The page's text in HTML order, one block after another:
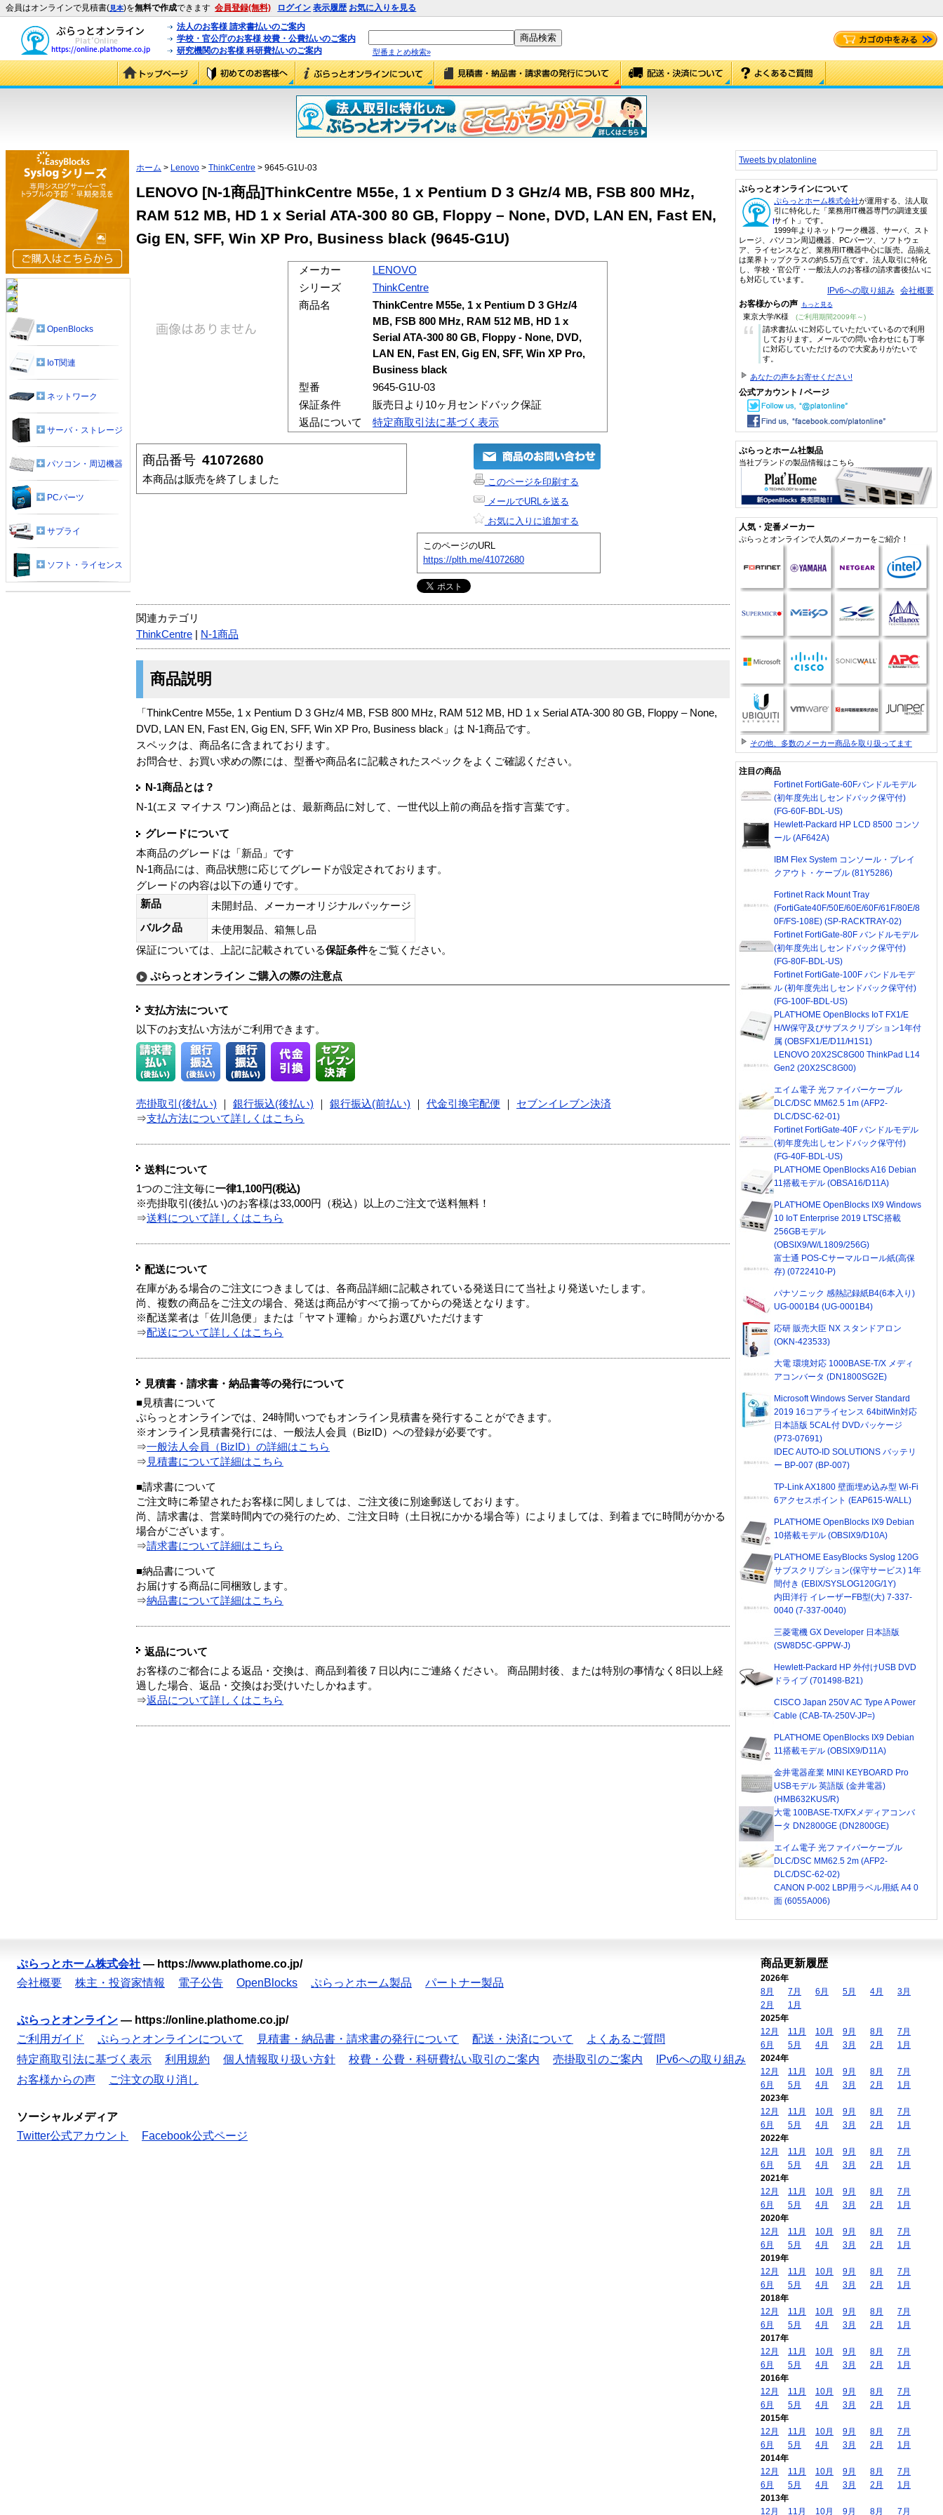
会員はオンラインで見積書(見本)を無料で作成できます 会員登録(無料) ログイン 表示履歴 お気に入りを見る
法人のお客様 請求書払いのご案内
学校・官公庁のお客様 校費・公費払いのご案内
研究機関のお客様 科研費払いのご案内
型番まとめ検索»
ホーム > Lenovo > ThinkCentre > 9645-G1U-03
LENOVO [N-1商品]ThinkCentre M55e, 1 x Pentium D 3 GHz/4 MB, FSB 800 MHz,
RAM 512 MB, HD 1 x Serial ATA-300 80 GB, Floppy – None, DVD, LAN EN, Fast EN,
Gig EN, SFF, Win XP Pro, Business black (9645-G1U)
メーカー
LENOVO
シリーズ
ThinkCentre
商品名
ThinkCentre M55e, 1 x Pentium D 3 GHz/4
MB, FSB 800 MHz, RAM 512 MB, HD 1 x
Serial ATA-300 80 GB, Floppy - None, DVD,
LAN EN, Fast EN, Gig EN, SFF, Win XP Pro,
Business black
型番
9645-G1U-03
保証条件
販売日より10ヶ月センドバック保証
返品について
特定商取引法に基づく表示
商品番号 41072680
本商品は販売を終了しました
このページを印刷する
メールでURLを送る
お気に入りに追加する
このページのURL
https://plth.me/41072680
関連カテゴリ
ThinkCentre
N-1商品
商品説明
「ThinkCentre M55e, 1 x Pentium D 3 GHz/4 MB, FSB 800 MHz, RAM 512 MB, HD 1 x Serial ATA-300 80 GB, Floppy – None,
DVD, LAN EN, Fast EN, Gig EN, SFF, Win XP Pro, Business black」は N-1商品です。
スペックは、商品名に含まれております。
お問合せ、お買い求めの際には、型番や商品名に記載されたスペックをよくご確認ください。
N-1商品とは？
N-1(エヌ マイナス ワン)商品とは、最新商品に対して、一世代以上前の商品を指す言葉です。
グレードについて
本商品のグレードは「新品」です
N-1商品には、商品状態に応じてグレードが設定されております。
グレードの内容は以下の通りです。
新品
未開封品、メーカーオリジナルパッケージ
バルク品
未使用製品、箱無し品
保証については、上記に記載されている保証条件をご覧ください。
ぷらっとオンライン ご購入の際の注意点
支払方法について
以下のお支払い方法がご利用できます。
売掛取引(後払い) 銀行振込(後払い) 銀行振込(前払い) 代金引換宅配便
セブンイレブン決済
⇒支払方法について詳しくはこちら
送料について
1つのご注文毎に一律1,100円(税込)
※売掛取引(後払い)のお客様は33,000円（税込）以上のご注文で送料無料！
⇒送料について詳しくはこちら
配送について
在庫がある場合のご注文につきましては、各商品詳細に記載されている発送日にて当社より発送いたします。
尚、複数の商品をご注文の場合、発送は商品がすべて揃ってからの発送となります。
※配送業者は「佐川急便」または「ヤマト運輸」からお選びいただけます
⇒配送について詳しくはこちら
見積書・請求書・納品書等の発行について
■見積書について
ぷらっとオンラインでは、24時間いつでもオンライン見積書を発行することができます。
※オンライン見積書発行には、一般法人会員（BizID）への登録が必要です。
⇒一般法人会員（BizID）の詳細はこちら
⇒ 見積書について詳細はこちら
■請求書について
ご注文時に希望されたお客様に関しましては、ご注文後に別途郵送しております。
尚、請求書は、営業時間内での発行のため、ご注文日時（土日祝にかかる場合等）によりましては、到着までに時間がかかる
場合がございます。
⇒請求書について詳細はこちら
■納品書について
お届けする商品に同梱致します。
⇒納品書について詳細はこちら
返品について
お客様のご都合による返品・交換は、商品到着後７日以内にご連絡ください。 商品開封後、または特別の事情なく8日以上経
過した場合、返品・交換はお受けいたしかねます。
⇒返品について詳しくはこちら
OpenBlocks
IoT関連
ネットワーク
サーバ・ストレージ
パソコン・周辺機器
PCパーツ
サプライ
ソフト・ライセンス
Tweets by platonline
ぷらっとオンラインについて
ぷらっとホーム株式会社が運用する、法人取
引に特化した「業務用IT機器専門の調達支援
サイト」です。
1999年よりネットワーク機器、サーバ、スト
レージ、パソコン周辺機器、PCパーツ、ソフトウェ
ア、ライセンスなど、業務用IT機器中心に販売。品揃え
は業界トップクラスの約5.5万点です。法人取引に特化
し、学校・官公庁・一般法人のお客様の請求書後払いに
も対応しています。
IPv6への取り組み 会社概要
お客様からの声 もっと見る
東京大学/K様 (ご利用期間2009年～)
“
請求書払いに対応していただいているので利用
しております。メールでの問い合わせにも丁寧
に対応していただけるので大変ありがたいで
す。
あなたの声をお寄せください!
公式アカウント / ページ
ぷらっとホーム社製品
当社ブランドの製品情報はこちら
人気・定番メーカー
ぷらっとオンラインで人気のメーカーをご紹介！
その他、多数のメーカー商品を取り扱ってます
注目の商品
Fortinet FortiGate-60Fバンドルモデル
(初年度先出しセンドバック保守付)
(FG-60F-BDL-US)
Hewlett-Packard HP LCD 8500 コンソ
ール (AF642A)
IBM Flex System コンソール・ブレイ
クアウト・ケーブル (81Y5286)
Fortinet Rack Mount Tray
(FortiGate40F/50E/60E/60F/61F/80E/8
0F/FS-108E) (SP-RACKTRAY-02)
Fortinet FortiGate-80F バンドルモデル
(初年度先出しセンドバック保守付)
(FG-80F-BDL-US)
Fortinet FortiGate-100F バンドルモデ
ル (初年度先出しセンドバック保守付)
(FG-100F-BDL-US)
PLAT'HOME OpenBlocks IoT FX1/E
H/W保守及びサブスクリプション1年付
属 (OBSFX1/E/D11/H1S1)
LENOVO 20X2SC8G00 ThinkPad L14
Gen2 (20X2SC8G00)
エイム電子 光ファイバーケーブル
DLC/DSC MM62.5 1m (AFP2-
DLC/DSC-62-01)
Fortinet FortiGate-40F バンドルモデル
(初年度先出しセンドバック保守付)
(FG-40F-BDL-US)
PLAT'HOME OpenBlocks A16 Debian
11搭載モデル (OBSA16/D11A)
PLAT'HOME OpenBlocks IX9 Windows
10 IoT Enterprise 2019 LTSC搭載
256GBモデル
(OBSIX9/W/L1809/256G)
富士通 POS-Cサーマルロール紙(高保
存) (0722410-P)
パナソニック 感熱記録紙B4(6本入り)
UG-0001B4 (UG-0001B4)
応研 販売大臣 NX スタンドアロン
(OKN-423533)
大電 環境対応 1000BASE-T/X メディ
アコンバータ (DN1800SG2E)
Microsoft Windows Server Standard
2019 16コアライセンス 64bitWin対応
日本語版 5CAL付 DVDパッケージ
(P73-07691)
IDEC AUTO-ID SOLUTIONS バッテリ
ー BP-007 (BP-007)
TP-Link AX1800 壁面埋め込み型 Wi-Fi
6アクセスポイント (EAP615-WALL)
PLAT'HOME OpenBlocks IX9 Debian
10搭載モデル (OBSIX9/D10A)
PLAT'HOME EasyBlocks Syslog 120G
サブスクリプション(保守サービス) 1年
間付き (EBIX/SYSLOG120G/1Y)
内田洋行 イレーザーFB型(大) 7-337-
0040 (7-337-0040)
三菱電機 GX Developer 日本語版
(SW8D5C-GPPW-J)
Hewlett-Packard HP 外付けUSB DVD
ドライブ (701498-B21)
CISCO Japan 250V AC Type A Power
Cable (CAB-TA-250V-JP=)
PLAT'HOME OpenBlocks IX9 Debian
11搭載モデル (OBSIX9/D11A)
金井電器産業 MINI KEYBOARD Pro
USBモデル 英語版 (金井電器)
(HMB632KUS/R)
大電 100BASE-TX/FXメディアコンバ
ータ DN2800GE (DN2800GE)
エイム電子 光ファイバーケーブル
DLC/DSC MM62.5 2m (AFP2-
DLC/DSC-62-02)
CANON P-002 LBP用ラベル用紙 A4 0
面 (6055A006)
ぷらっとホーム株式会社 — https://www.plathome.co.jp/
会社概要
株主・投資家情報 電子公告 OpenBlocks ぷらっとホーム製品 パートナー製品
ぷらっとオンライン — https://online.plathome.co.jp/
ご利用ガイド
ぷらっとオンラインについて 見積書・納品書・請求書の発行について 配送・決済について
よくあるご質問
特定商取引法に基づく表示
利用規約 個人情報取り扱い方針 校費・公費・科研費払い取引のご案内 売掛取引のご案内
IPv6への取り組み
お客様からの声
ご注文の取り消し
ソーシャルメディア
Twitter公式アカウント
Facebook公式ページ
商品更新履歴
2026年
8月
7月 6月 5月 4月
3月
2月
1月
2025年
12月
11月 10月 9月 8月
7月
6月
5月 4月 3月 2月
1月
2024年
12月
11月 10月 9月 8月
7月
6月
5月 4月 3月 2月
1月
2023年
12月
11月 10月 9月 8月
7月
6月
5月 4月 3月 2月
1月
2022年
12月
11月 10月 9月 8月
7月
6月
5月 4月 3月 2月
1月
2021年
12月
11月 10月 9月 8月
7月
6月
5月 4月 3月 2月
1月
2020年
12月
11月 10月 9月 8月
7月
6月
5月 4月 3月 2月
1月
2019年
12月
11月 10月 9月 8月
7月
6月
5月 4月 3月 2月
1月
2018年
12月
11月 10月 9月 8月
7月
6月
5月 4月 3月 2月
1月
2017年
12月
11月 10月 9月 8月
7月
6月
5月 4月 3月 2月
1月
2016年
12月
11月 10月 9月 8月
7月
6月
5月 4月 3月 2月
1月
2015年
12月
11月 10月 9月 8月
7月
6月
5月 4月 3月 2月
1月
2014年
12月
11月 10月 9月 8月
7月
6月
5月 4月 3月 2月
1月
2013年
12月
11月 10月 9月 8月 7月